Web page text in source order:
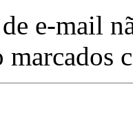
e-mail
marcados